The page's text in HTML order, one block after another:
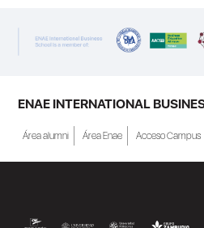
ENAE INTERNATIONAL
Área alumni Área Enae Acceso Campus